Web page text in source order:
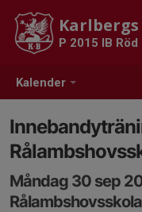
Kalender
Karlbergs
P 2015 IB Röd
Måndag 30 sep